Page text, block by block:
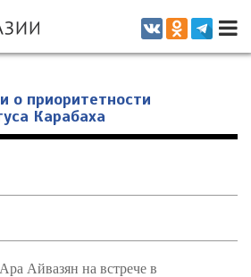
издание, посвященное актуальным
пространстве
о приоритетности
Карабаха
Айвазян на встрече в